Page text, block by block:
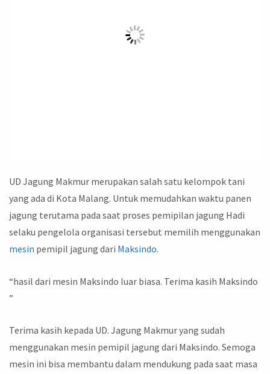
UD Jagung Makmur merupakan salah satu kelompok tani
yang ada di Kota Malang. Untuk memudahkan waktu panen
jagung terutama pada saat proses pemipilan jagung Hadi
selaku pengelola organisasi tersebut memilih menggunakan
mesin pemipil jagung dari Maksindo.
“hasil dari mesin Maksindo luar biasa. Terima kasih Maksindo
”
Terima kasih kepada UD. Jagung Makmur yang sudah
menggunakan mesin pemipil jagung dari Maksindo. Semoga
mesin ini bisa membantu dalam mendukung pada saat masa